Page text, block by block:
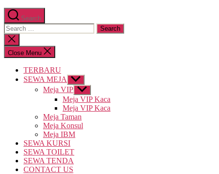
Search
Search
for:
Close
search
Close Menu
TERBARU
SEWA MEJA
Show
sub
menu
Meja VIP Show
sub
menu
Meja VIP Kaca
Meja VIP Kaca
Meja Taman
Meja Konsul
Meja IBM
SEWA KURSI
SEWA TOILET
SEWA TENDA
CONTACT US